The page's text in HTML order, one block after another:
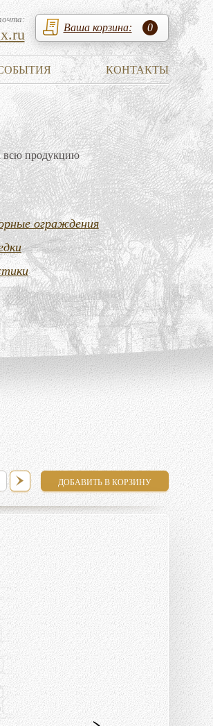
Ваша корзина: 0
КОНТАКТЫ
всю продукцию
ограждения